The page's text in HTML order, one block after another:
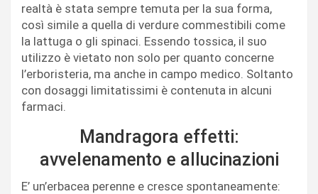
realtà è stata sempre temuta per la sua forma,
così simile a quella di verdure commestibili come
la lattuga o gli spinaci. Essendo tossica, il suo
utilizzo è vietato non solo per quanto concerne
l’erboristeria, ma anche in campo medico. Soltanto
con dosaggi limitatissimi è contenuta in alcuni
farmaci.
Mandragora effetti:
avvelenamento e allucinazioni
E’ un’erbacea perenne e cresce spontaneamente: